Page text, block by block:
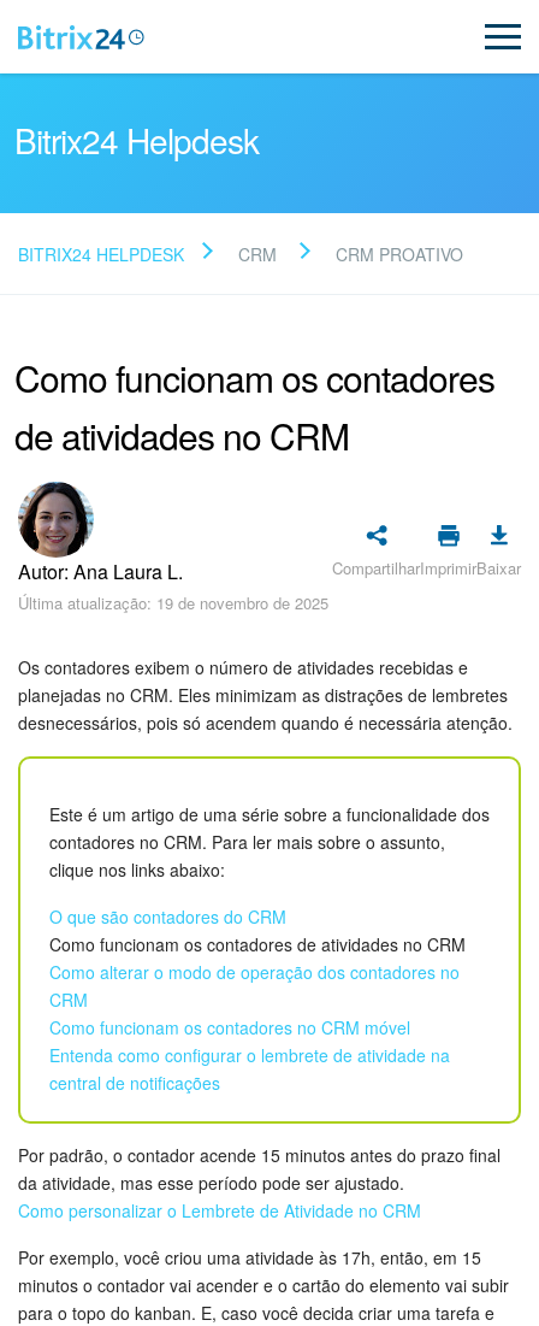
Novo
Cadastro e Login no Bitrix24
Segurança
Como Começar?
Feed
Bitrix24 Collabs
Bitrix24 Drive
E-mail
Grupos de trabalho
Tarefas e Projetos
CRM
Agendamento on-line
CoPilot - IA no Bitrix24
Bitrix24 Helpdesk
BITRIX24 HELPDESK CRM CRM PROATIVO
Como funcionam os contadores
de atividades no CRM
Autor: Ana Laura L.
Última atualização: 19 de novembro de 2025
CompartilharImprimirBaixar
Os contadores exibem o número de atividades recebidas e
planejadas no CRM. Eles minimizam as distrações de lembretes
desnecessários, pois só acendem quando é necessária atenção.
Este é um artigo de uma série sobre a funcionalidade dos
contadores no CRM. Para ler mais sobre o assunto,
clique nos links abaixo:
O que são contadores do CRM
Como funcionam os contadores de atividades no CRM
Como alterar o modo de operação dos contadores no
CRM
Como funcionam os contadores no CRM móvel
Entenda como configurar o lembrete de atividade na
central de notificações
Por padrão, o contador acende 15 minutos antes do prazo final
da atividade, mas esse período pode ser ajustado.
Como personalizar o Lembrete de Atividade no CRM
Por exemplo, você criou uma atividade às 17h, então, em 15
minutos o contador vai acender e o cartão do elemento vai subir
para o topo do kanban. E, caso você decida criar uma tarefa e